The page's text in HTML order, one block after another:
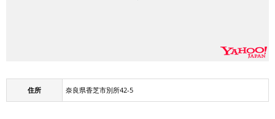
住所 奈良県香芝市別所42-5